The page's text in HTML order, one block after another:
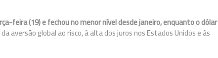
feira (19) e fechou no menor nível desde janeiro, enquanto o dólar
aversão global ao risco, à alta dos juros nos Estados Unidos e às